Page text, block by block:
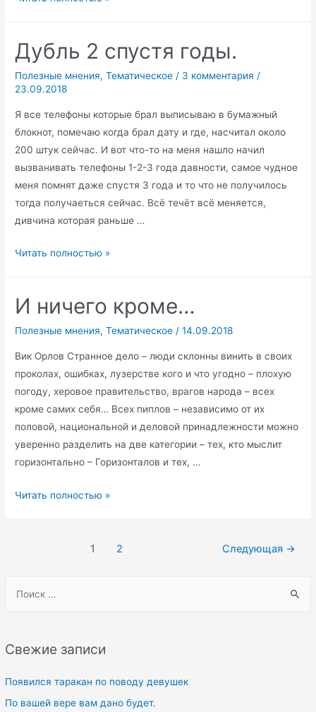
r
h
f
Свежие записи
Появился таракан по поводу девушек
По вашей вере вам дано будет.
атака
физиогномика.
Дубль 2 спустя годы.
Полезные мнения,Тематическое / 3 комментария /
23.09.2018
Я все телефоны которые брал выписываю в бумажный
блокнот, помечаю когда брал дату и где, насчитал около
200 штук сейчас. И вот что-то на меня нашло начил
вызванивать телефоны 1-2-3 года давности, самое чудное
меня помнят даже спустя 3 года и то что не получилось
тогда получаеться сейчас. Всё течёт всё меняется,
дивчина которая раньше …
Дубль
годы.
Читать полностью »
И ничего кроме…
Полезные мнения,Тематическое /14.09.2018
Вик Орлов Странное дело – люди склонны винить в своих
проколах, ошибках, лузерстве кого и что угодно – плохую
погоду, херовое правительство, врагов народа – всех
кроме самих себя… Всех пиплов – независимо от их
половой, национальной и деловой принадлежности можно
уверенно разделить на две категории – тех, кто мыслит
горизонтально – Горизонталов и тех, …
И
Читать полностью »
1 2 Следующая →